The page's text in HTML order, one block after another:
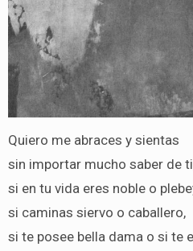
Quiero me abraces y sientas
sin importar mucho saber de
si en tu vida eres noble o
si caminas siervo o caballero,
si te posee bella dama o si te